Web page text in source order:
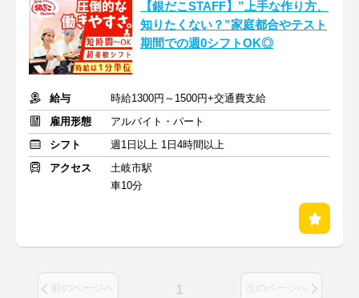
【銀だこSTAFF】”上手な作り方、
知りたくない？”家庭都合やテスト
期間での週0シフトOK◎
給与
時給1300円～1500円+交通費支給
雇用形態
アルバイト・パート
シフト
週1日以上 1日4時間以上
アクセス
土岐市駅
車10分
前のページへ 1 次のページへ